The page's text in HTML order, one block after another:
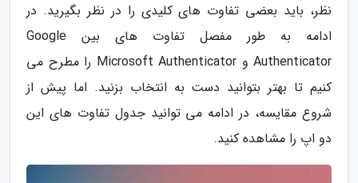
نظر، باید بعضی تفاوت های کلیدی را در نظر بگیرید. در
ادامه به طور مفصل تفاوت های بین Google
Authenticator و Microsoft Authenticator را مطرح می
کنیم تا بهتر بتوانید دست به انتخاب بزنید. اما پیش از
شروع مقایسه، در ادامه می توانید جدول تفاوت های این
دو اپ را مشاهده کنید.